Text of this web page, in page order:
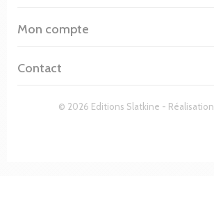
© 2026 Editions Slatkine - Réalisation
Mon compte
Contact